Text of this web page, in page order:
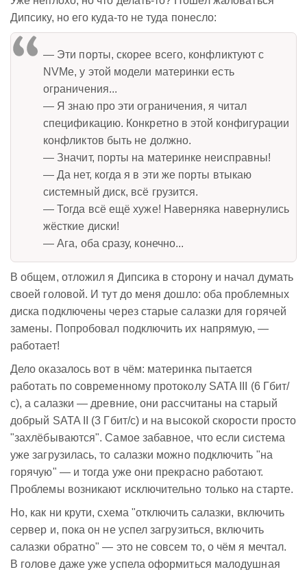
Дипсику, но его куда-то не туда понесло:
— Эти порты, скорее всего, конфликтуют с
NVMe, у этой модели материнки есть
ограничения...
— Я знаю про эти ограничения, я читал
спецификацию. Конкретно в этой конфигурации
конфликтов быть не должно.
— Значит, порты на материнке неисправны!
— Да нет, когда я в эти же порты втыкаю
системный диск, всё грузится.
— Тогда всё ещё хуже! Наверняка навернулись
жёсткие диски!
— Ага, оба сразу, конечно...
В общем, отложил я Дипсика в сторону и начал думать
своей головой. И тут до меня дошло: оба проблемных
диска подключены через старые салазки для горячей
замены. Попробовал подключить их напрямую, —
работает!
Дело оказалось вот в чём: материнка пытается
работать по современному протоколу SATA III (6 Гбит/
с), а салазки — древние, они рассчитаны на старый
добрый SATA II (3 Гбит/с) и на высокой скорости просто
"захлёбываются". Самое забавное, что если система
уже загрузилась, то салазки можно подключить "на
горячую" — и тогда уже они прекрасно работают.
Проблемы возникают исключительно только на старте.
Но, как ни крути, схема "отключить салазки, включить
сервер и, пока он не успел загрузиться, включить
салазки обратно" — это не совсем то, о чём я мечтал.
В голове даже уже успела оформиться малодушная